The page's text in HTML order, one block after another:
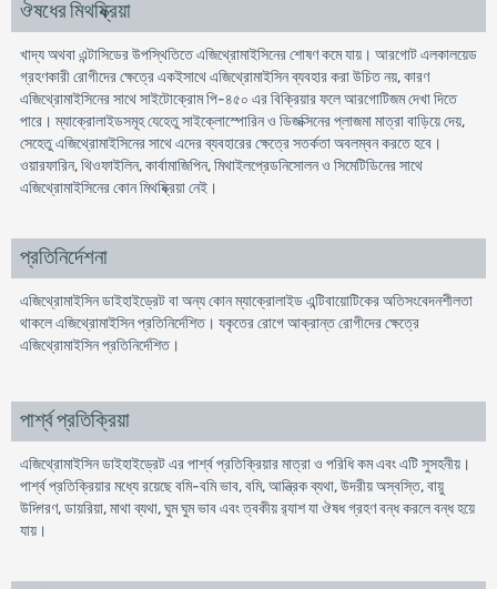
ঔষধের মিথষ্ক্রিয়া
খাদ্য অথবা এন্টাসিডের উপস্থিতিতে এজিথ্রোমাইসিনের শোষণ কমে যায়। আরগোট এলকালয়েড
গ্রহণকারী রোগীদের ক্ষেত্রে একইসাথে এজিথ্রোমাইসিন ব্যবহার করা উচিত নয়, কারণ
এজিথ্রোমাইসিনের সাথে সাইটোক্রোম পি-৪৫০ এর বিক্রিয়ার ফলে আরগোটিজম দেখা দিতে
পারে। ম্যাক্রোলাইডসমূহ যেহেতু সাইক্লোস্পোরিন ও ডিজক্সিনের প্লাজমা মাত্রা বাড়িয়ে দেয়,
সেহেতু এজিথ্রোমাইসিনের সাথে এদের ব্যবহারের ক্ষেত্রে সতর্কতা অবলম্বন করতে হবে।
ওয়ারফারিন, থিওফাইলিন, কার্বামাজিপিন, মিথাইলপ্রেডনিসোলন ও সিমেটিডিনের সাথে
এজিথ্রোমাইসিনের কোন মিথষ্ক্রিয়া নেই।
প্রতিনির্দেশনা
এজিথ্রোমাইসিন ডাইহাইড্রেট বা অন্য কোন ম্যাক্রোলাইড এন্টিবায়োটিকের অতিসংবেদনশীলতা
থাকলে এজিথ্রোমাইসিন প্রতিনির্দেশিত। যকৃতের রোগে আক্রান্ত রোগীদের ক্ষেত্রে
এজিথ্রোমাইসিন প্রতিনির্দেশিত।
পার্শ্ব প্রতিক্রিয়া
এজিথ্রোমাইসিন ডাইহাইড্রেট এর পার্শ্ব প্রতিক্রিয়ার মাত্রা ও পরিধি কম এবং এটি সুসহনীয়।
পার্শ্ব প্রতিক্রিয়ার মধ্যে রয়েছে বমি-বমি ভাব, বমি, আন্ত্রিক ব্যথা, উদরীয় অস্বস্তি, বায়ু
উদ্গিরণ, ডায়রিয়া, মাথা ব্যথা, ঘুম ঘুম ভাব এবং ত্বকীয় র‌্যাশ যা ঔষধ গ্রহণ বন্ধ করলে বন্ধ হয়ে
যায়।